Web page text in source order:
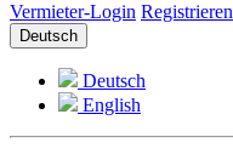
Vermieter-Login Registrieren
Deutsch
Deutsch
English